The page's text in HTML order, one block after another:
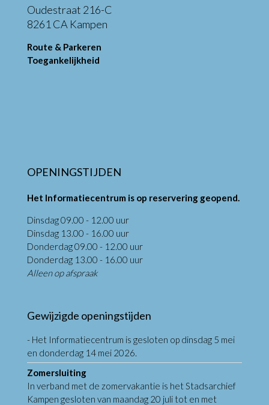
Oudestraat 216-C
8261 CA Kampen
Route & Parkeren
Toegankelijkheid
OPENINGSTIJDEN
Het Informatiecentrum is op reservering geopend.
Dinsdag 09.00 - 12.00 uur
Dinsdag 13.00 - 16.00 uur
Donderdag 09.00 - 12.00 uur
Donderdag 13.00 - 16.00 uur
Alleen op afspraak
Gewijzigde openingstijden
- Het Informatiecentrum is gesloten op dinsdag 5 mei
en donderdag 14 mei 2026.
Zomersluiting
In verband met de zomervakantie is het Stadsarchief
Kampen gesloten van maandag 20 juli tot en met